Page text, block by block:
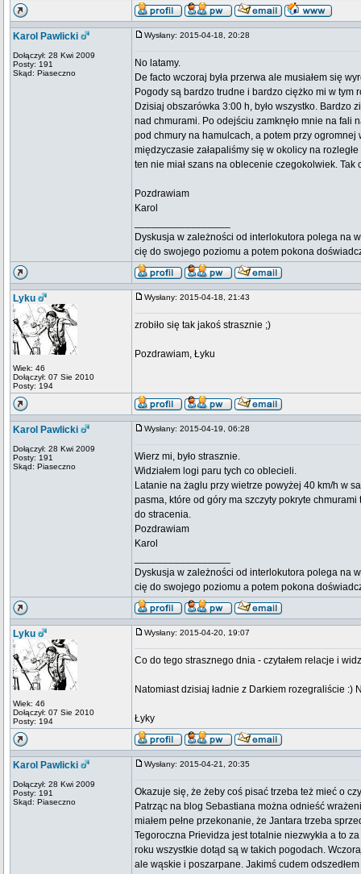
Karol Pawlicki
Dołączył: 28 Kwi 2009
Posty: 191
Skąd: Piaseczno
Wysłany: 2015-04-18, 20:28
No latamy.
De facto wczoraj była przerwa ale musiałem się
Pogody są bardzo trudne i bardzo ciężko mi w tym
Dzisiaj obszarówka 3:00 h, było wszystko. Bardzo
nad chmurami. Po odejściu zamknęło mnie na fali
pod chmury na hamulcach, a potem przy ogromnej
międzyczasie załapaliśmy się w okolicy na
ten nie miał szans na oblecenie czegokolwiek.
Pozdrawiam
Karol
Dyskusja w zależności od interlokutora polega na
cię do swojego poziomu a potem pokona
Lyku
Wiek: 46
Dołączył: 07 Sie 2010
Posty: 194
Wysłany: 2015-04-18, 21:43
zrobiło się tak jakoś strasznie ;)
Pozdrawiam, Łyku
Karol Pawlicki
Dołączył: 28 Kwi 2009
Posty: 191
Skąd: Piaseczno
Wysłany: 2015-04-19, 06:28
Wierz mi, było strasznie.
Widziałem logi paru tych co oblecieli.
Latanie na żaglu przy wietrze powyżej 40 km/h w
pasma, które od góry ma szczyty pokryte
do stracenia.
Pozdrawiam
Karol
Dyskusja w zależności od interlokutora polega na
cię do swojego poziomu a potem pokona
Lyku
Wiek: 46
Dołączył: 07 Sie 2010
Posty: 194
Wysłany: 2015-04-20, 19:07
Co do tego strasznego dnia - czytałem relacje i
Natomiast dzisiaj ładnie z Darkiem rozegraliście :)
Łyky
Karol Pawlicki
Dołączył: 28 Kwi 2009
Posty: 191
Skąd: Piaseczno
Wysłany: 2015-04-21, 20:35
Okazuje się, że żeby coś pisać trzeba też mieć o
Patrząc na blog Sebastiana można odnieść
miałem pełne przekonanie, że Jantara trzeba
Tegoroczna Prievidza jest totalnie niezwykła a to
roku wszystkie dotąd są w takich pogodach.
ale wąskie i poszarpane. Jakimś cudem